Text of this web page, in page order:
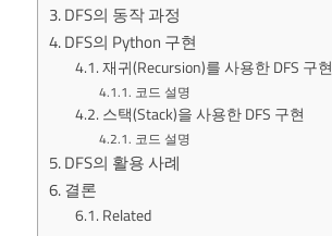
DFS의 동작 과정
DFS의 Python 구현
재귀(Recursion)를 사용한 DFS 구현
코드 설명
스택(Stack)을 사용한 DFS 구현
코드 설명
DFS의 활용 사례
결론
Related